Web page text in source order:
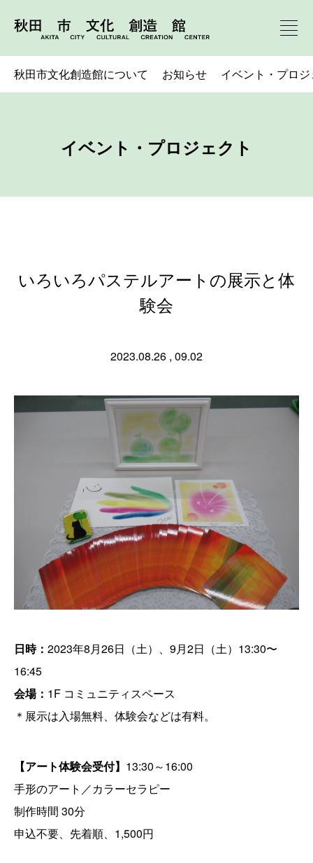
秋田市文化創造館について お知らせ イベント・プロ
イベント・プロジェクト
いろいろパステルアートの展示と体
験会
2023.08.26 , 09.02
日時： 2023年8月26日（土）、9月2日（土）13:30〜
16:45
会場： 1F コミュニティスペース
＊展示は入場無料、体験会などは有料。
【アート体験会受付】 13:30～16:00
手形のアート／カラーセラピー
制作時間 30分
申込不要、先着順、1,500円